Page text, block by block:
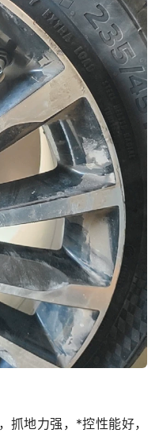
抓地力强，*控性能好，